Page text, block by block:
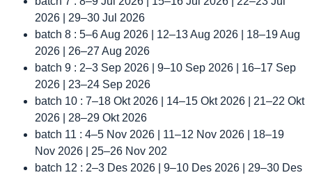
2026 | 29–30 Jul 2026
batch 8 : 5–6 Aug 2026 | 12–13 Aug 2026 | 18–19 Aug
2026 | 26–27 Aug 2026
batch 9 : 2–3 Sep 2026 | 9–10 Sep 2026 | 16–17 Sep
2026 | 23–24 Sep 2026
batch 10 : 7–18 Okt 2026 | 14–15 Okt 2026 | 21–22 Okt
2026 | 28–29 Okt 2026
batch 11 : 4–5 Nov 2026 | 11–12 Nov 2026 | 18–19
Nov 2026 | 25–26 Nov 202
batch 12 : 2–3 Des 2026 | 9–10 Des 2026 | 29–30 Des